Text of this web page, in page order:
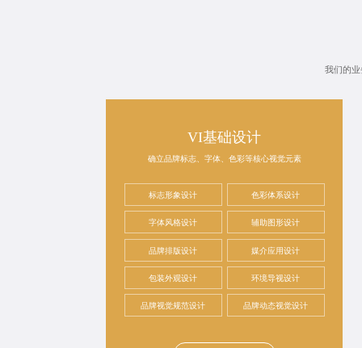
我们的
VI基础设计
确立品牌标志、字体、色彩等核心视觉元素
标志形象设计 色彩体系设计
字体风格设计 辅助图形设计
品牌排版设计 媒介应用设计
包装外观设计 环境导视设计
品牌视觉规范设计 品牌动态视觉设计